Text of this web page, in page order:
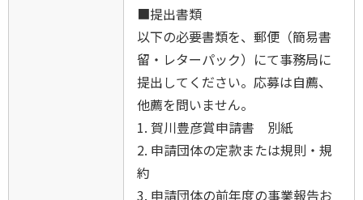
■提出書類
以下の必要書類を、郵便（簡易書
留・レターパック）にて事務局に
提出してください。応募は自薦、
他薦を問いません。
1. 賀川豊彦賞申請書 別紙
2. 申請団体の定款または規則・規
約
3. 申請団体の前年度の事業報告お